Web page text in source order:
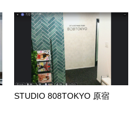
STUDIO 808TOKYO 原宿